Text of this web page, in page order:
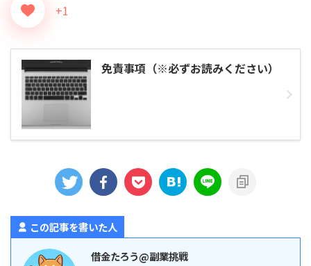
+1
免責事項（※必ずお読みください）
この記事を書いた人
借金たろう@副業挑戦